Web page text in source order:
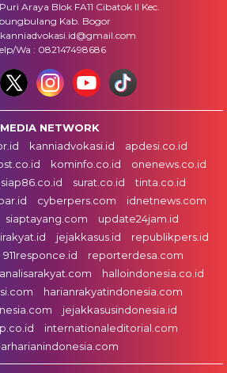
Araya Blok FA11 Cibatok II Kec.
Kab. Bogor
Wa : 082147498686
MEDIA NETWORK
kanniadvokasi.id
apdesi.co.id
kominfo.co.id
onenews.co.id
siap86.co.id surat.co.id
tinta.co.id
cyberpers.com
idnetnews.com
siaptayang.com
update24jam.id
jejakkasus.id
republikpers.id
911responce.id
reporterdesa.com
analisarakyat.com
halloindonesia.co.id
harianrakyatindonesia.com
jejakkasusindonesia.id
internationaleditorial.com